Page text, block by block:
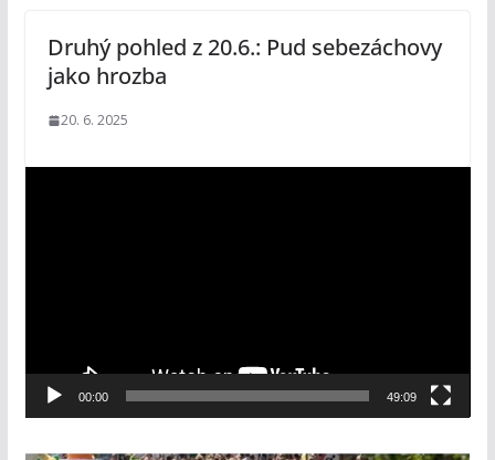
Druhý pohled z 20.6.: Pud sebezáchovy
jako hrozba
20. 6. 2025
e
00:00 49:09